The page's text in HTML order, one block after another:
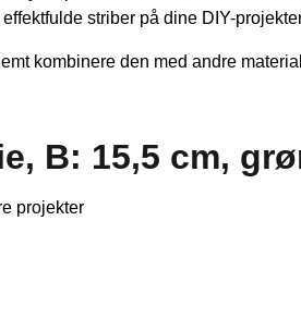
striber på dine DIY-
kombinere den med andre
B: 15,5 cm,
projekter